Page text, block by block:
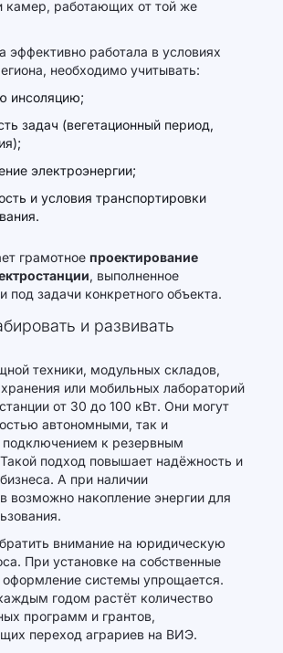
камер, работающих от той же
эффективно работала в условиях
необходимо учитывать:
инсоляцию;
задач (вегетационный период,
электроэнергии;
и условия транспортировки
грамотное проектирование
, выполненное
под задачи конкретного объекта.
и развивать
техники, модульных складов,
или мобильных лабораторий
от 30 до 100 кВт. Они могут
автономными, так и
к резервным
подход повышает надёжность и
А при наличии
возможно накопление энергии для
внимание на юридическую
При установке на собственные
оформление системы упрощается.
годом растёт количество
программ и грантов,
переход аграриев на ВИЭ.